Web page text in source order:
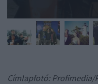
Címlapfotó: Profimedia/